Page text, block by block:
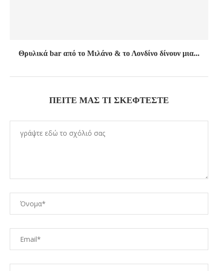
Θρυλικά bar από το Μιλάνο & το Λονδίνο δίνουν μια...
ΠΕΊΤΕ ΜΑΣ ΤΙ ΣΚΈΦΤΕΣΤΕ